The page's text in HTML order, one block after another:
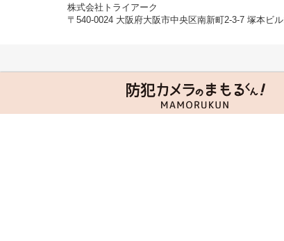
株式会社トライアーク
〒540-0024 大阪府大阪市中央区南新町2-3-7 塚本ビ